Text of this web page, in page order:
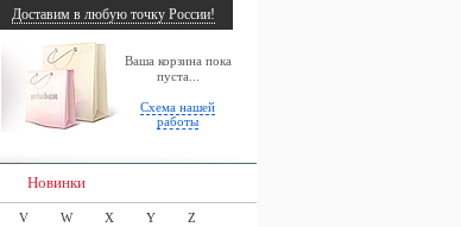
Ваша корзина пока
пуста...
Схема нашей
работы
Доставим в любую точку России!
Новинки
V W X Y Z